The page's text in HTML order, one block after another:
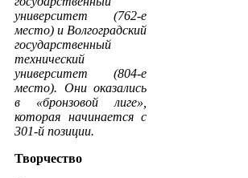
университет (762-е
место) и Волгоградский
государственный
технический
университет (804-е
место). Они оказались
в «бронзовой лиге»,
которая начинается с
301-й позиции.
Творчество